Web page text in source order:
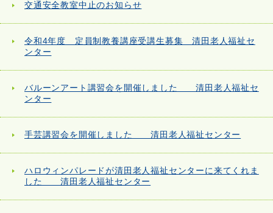
交通安全教室中止のお知らせ
令和4年度 定員制教養講座受講生募集 清田老人福祉セ
ンター
バルーンアート講習会を開催しました 清田老人福祉セ
ンター
手芸講習会を開催しました 清田老人福祉センター
ハロウィンパレードが清田老人福祉センターに来てくれま
した 清田老人福祉センター